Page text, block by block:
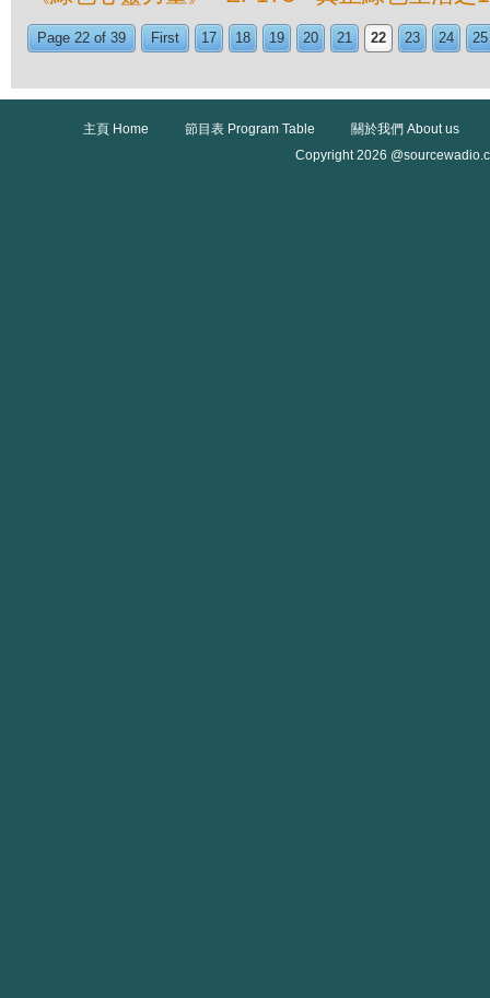
Page 22 of 39 First 17 18 19 20 21 22 23 24 25
主頁 Home 節目表 Program Table
關於我們 About us
Copyright 2026